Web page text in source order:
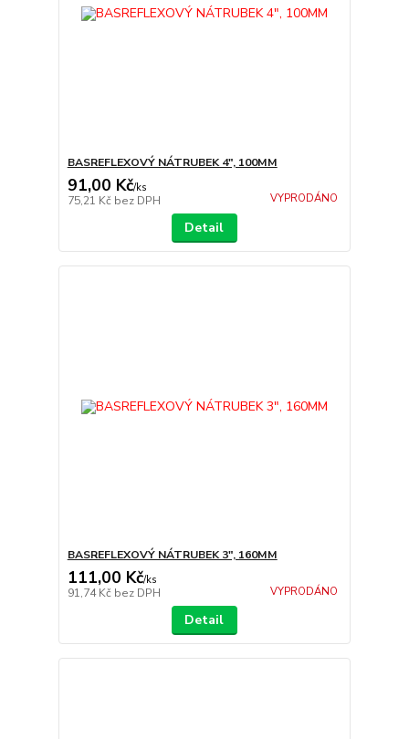
BASREFLEXOVÝ NÁTRUBEK 4", 100MM
91,00 Kč/ks
75,21 Kč bez DPH VYPRODÁNO
Detail
BASREFLEXOVÝ NÁTRUBEK 3", 160MM
111,00 Kč/ks
91,74 Kč bez DPH VYPRODÁNO
Detail